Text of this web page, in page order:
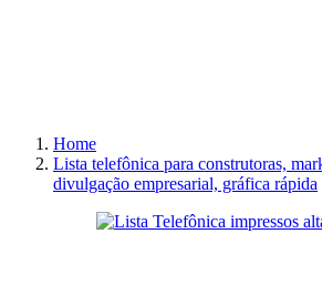
Home
Lista telefônica para construtoras,
divulgação empresarial, gráfica rápida